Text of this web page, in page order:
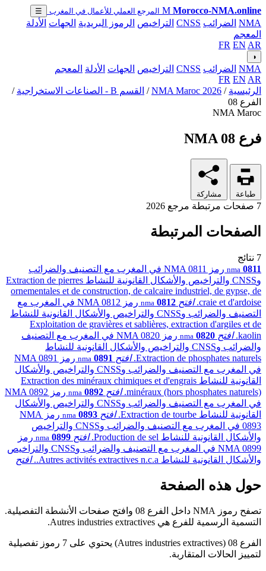
M Morocco-NMA.online المرجع العملي للأعمال في المغرب ☰
NMA الضرائب CNSS التراخيص الرموز البريدية الجهات الأدلة
المعجم
FR EN AR
◑
NMA الضرائب CNSS التراخيص الجهات الأدلة المعجم
FR EN AR
الرئيسية /
NMA Maroc 2026
/ القسم B - الصناعات الاستخراجية
/
الفرع 08
NMA Maroc
فرع NMA 08
طباعة مشاركة
7 صفحات مرتبطة مرجع 2026
الصفحات المرتبطة
7 نتائج
nma 0811
رمز NMA 0811 في المغرب مع التصنيف والضرائب
وCNSS والتراخيص والأشكال القانونية للنشاط Extraction de pierres
ornementales et de construction, de calcaire industriel, de gypse, de
craie et d'ardoise. افتح nma 0812
رمز NMA 0812 في المغرب مع
التصنيف والضرائب وCNSS والتراخيص والأشكال القانونية للنشاط
Exploitation de gravières et sablières, extraction d'argiles et de
kaolin. افتح nma 0820
رمز NMA 0820 في المغرب مع التصنيف
والضرائب وCNSS والتراخيص والأشكال القانونية للنشاط
Extraction de phosphates naturels. افتح nma 0891
رمز NMA 0891
في المغرب مع التصنيف والضرائب وCNSS والتراخيص والأشكال
القانونية للنشاط Extraction des minéraux chimiques et d'engrais
minéraux (hors phosphates naturels). افتح nma 0892
رمز NMA 0892
في المغرب مع التصنيف والضرائب وCNSS والتراخيص والأشكال
القانونية للنشاط Extraction de tourbe.
افتح nma 0893
رمز NMA
0893 في المغرب مع التصنيف والضرائب وCNSS والتراخيص
والأشكال القانونية للنشاط Production de sel.
افتح nma 0899
رمز
NMA 0899 في المغرب مع التصنيف والضرائب وCNSS والتراخيص
والأشكال القانونية للنشاط Autres activités extractives n.c.a..
افتح
حول هذه الصفحة
تصفح رموز NMA داخل الفرع 08 وافتح صفحات الأنشطة التفصيلية.
التسمية الرسمية للفرع هي Autres industries extractives.
الفرع 08 (Autres industries extractives) يحتوي على 7 رموز تفصيلية
لتمييز الحالات المتقاربة.